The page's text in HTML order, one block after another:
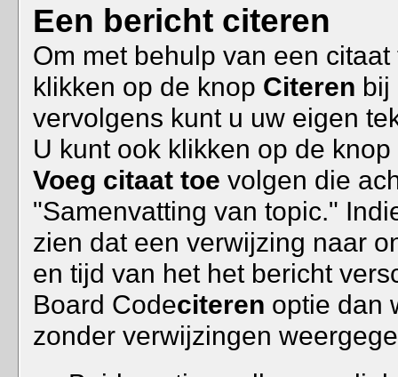
Een bericht citeren
Om met behulp van een
klikken op de knop Citeren bij
vervolgens kunt u uw eigen
U kunt ook klikken op de knop
Voeg citaat toe volgen die
"Samenvatting van topic."
zien dat een verwijzing naar
en tijd van het het bericht
Board Codeciteren optie dan
zonder verwijzingen